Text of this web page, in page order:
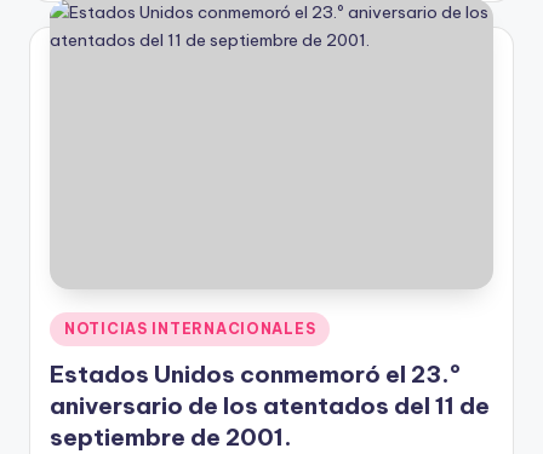
Publicado
en
NOTICIAS INTERNACIONALES
Estados Unidos conmemoró el 23.º
aniversario de los atentados del 11 de
septiembre de 2001.